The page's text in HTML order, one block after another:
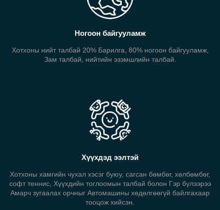
Ногоон байгууламж
Хотхоны нийт талбай 20% Барилга, 80% ногоон байгууламж,
Зам талбай, нийтийн эзэмшлийн талбай.
Хүүхдэд ээлтэй
Хотхоны хамгийн чухал хэсэг буюу, сагсан бөмбөг, хөлбөмбөг,
софт теннис, Хүүхдийн тоглоомын талбай болон Гэр бүлээрээ
Амарч зугаалах орчныг Автомашины хөдөлгөөгүй байлгахаар
тооцож хийсэн.